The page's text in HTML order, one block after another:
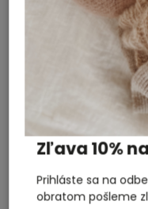
Nová
Zľava 10%
Prihláste sa na
obratom pošleme